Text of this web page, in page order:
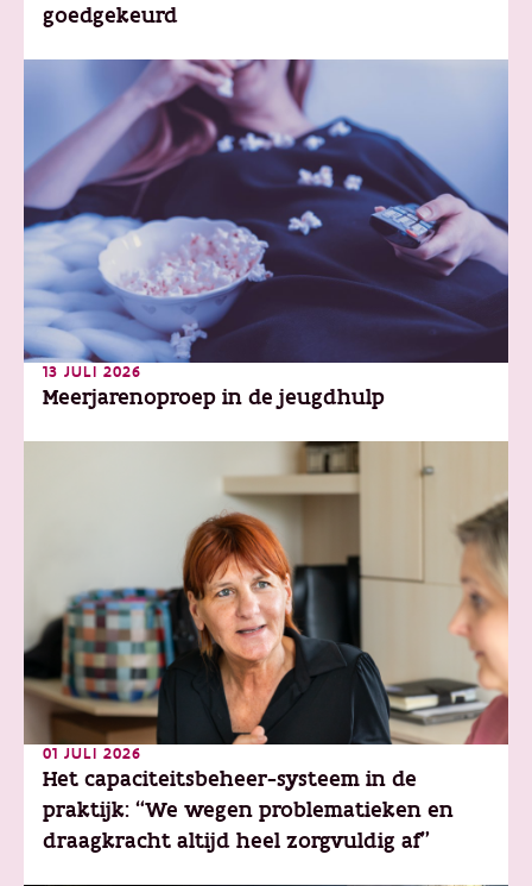
goedgekeurd
13 JULI 2026
Meerjarenoproep in de jeugdhulp
01 JULI 2026
Het capaciteitsbeheer-systeem in de
praktijk: “We wegen problematieken en
draagkracht altijd heel zorgvuldig af"